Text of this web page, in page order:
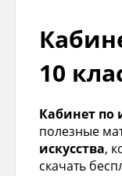
10
Кабинет по
полезные
искусcтва,
скачать